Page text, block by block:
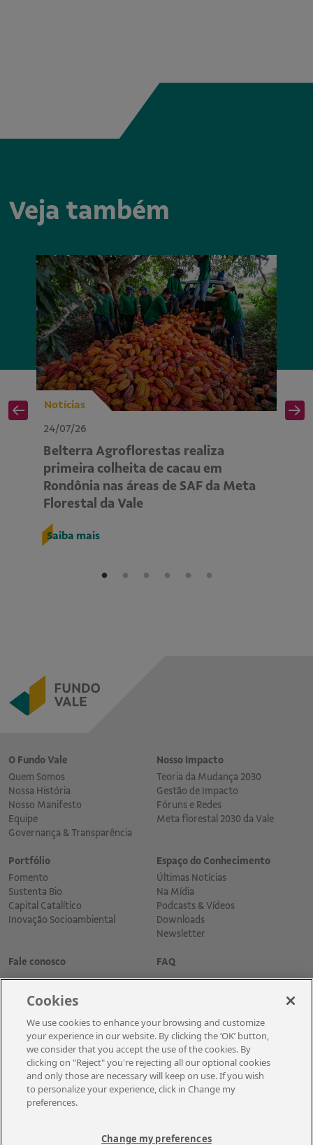
Veja também
Notícias
24/07/26
Belterra Agroflorestas realiza
primeira colheita de cacau em
Rondônia nas áreas de SAF da Meta
Florestal da Vale
Saiba mais
O Fundo Vale
Quem Somos
Nossa História
Nosso Manifesto
Equipe
Governança & Transparência
Nosso Impacto
Teoria da Mudança 2030
Gestão de Impacto
Fóruns e Redes
Meta florestal 2030 da Vale
Portfólio
Fomento
Sustenta Bio
Capital Catalítico
Inovação Socioambiental
Espaço do Conhecimento
Últimas Notícias
Na Mídia
Podcasts & Vídeos
Downloads
Newsletter
Fale conosco FAQ
Cadastre-se para receber as novidades
Cookies
We use cookies to enhance your browsing and customize
your experience in our website. By clicking the ‘OK’ button,
we consider that you accept the use of the cookies. By
clicking on "Reject" you're rejecting all our optional cookies
and only those are necessary will keep on use. If you wish
to personalize your experience, click in Change my
preferences.
Change my preferences